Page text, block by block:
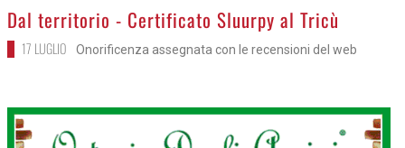
>
Dal territorio - Certificato Sluurpy al Tricù
17 LUGLIO Onorificenza assegnata con le recensioni del web